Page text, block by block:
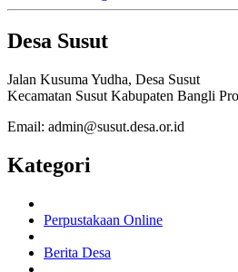
Desa Susut
Jalan Kusuma Yudha, Desa Susut
Kecamatan Susut Kabupaten Bangli
Email: admin@susut.desa.or.id
Kategori
Perpustakaan Online
Berita Desa